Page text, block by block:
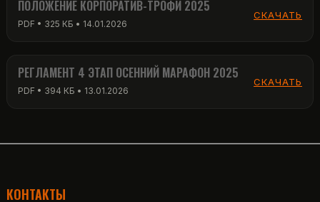
ПОЛОЖЕНИЕ КОРПОРАТИВ-ТРОФИ 2025
PDF • 325 КБ • 14.01.2026
СКАЧАТЬ
РЕГЛАМЕНТ 4 ЭТАП ОСЕННИЙ МАРАФОН 2025
PDF • 394 КБ • 13.01.2026
СКАЧАТЬ
КОНТАКТЫ